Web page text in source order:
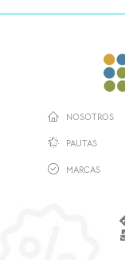
NOSOTROS
PAUTAS
MARCAS